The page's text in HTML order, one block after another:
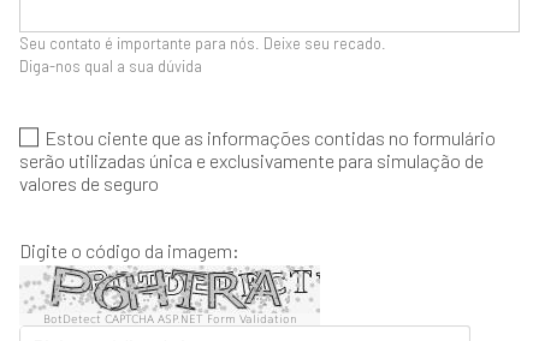
Seu contato é importante para nós. Deixe seu recado.
Diga-nos qual a sua dúvida
Estou ciente que as informações contidas no formulário
serão utilizadas única e exclusivamente para simulação de
valores de seguro
Digite o código da imagem:
BotDetect CAPTCHA ASP.NET Form Validation